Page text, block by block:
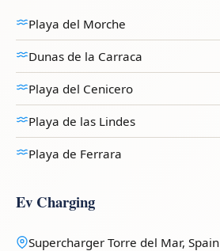
Playa del Morche
Dunas de la Carraca
Playa del Cenicero
Playa de las Lindes
Playa de Ferrara
Ev Charging
Supercharger Torre del Mar, Spain